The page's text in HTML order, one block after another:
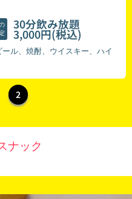
30分飲み放題
3,000円(税込)
ル、焼酎、ウイスキー、ハイ
2
ナック